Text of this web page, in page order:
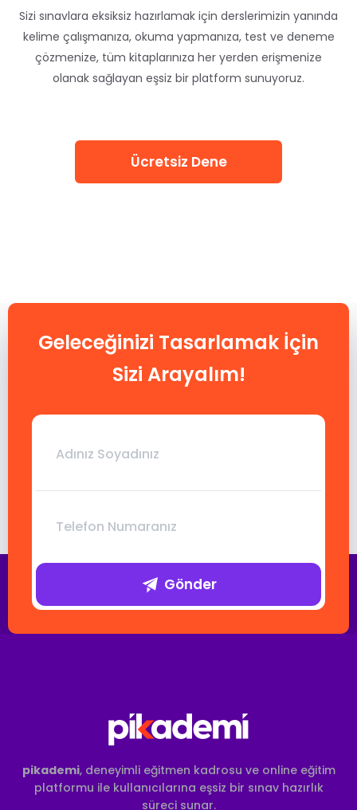
Sizi sınavlara eksiksiz hazırlamak için derslerimizin yanında
kelime çalışmanıza, okuma yapmanıza, test ve deneme
çözmenize, tüm kitaplarınıza her yerden erişmenize
olanak sağlayan eşsiz bir platform sunuyoruz.
Ücretsiz Dene
Geleceğinizi Tasarlamak İçin
Sizi Arayalım!
Gönder
pikademi, deneyimli eğitmen kadrosu ve online eğitim
platformu ile kullanıcılarına eşsiz bir sınav hazırlık
süreci sunar.